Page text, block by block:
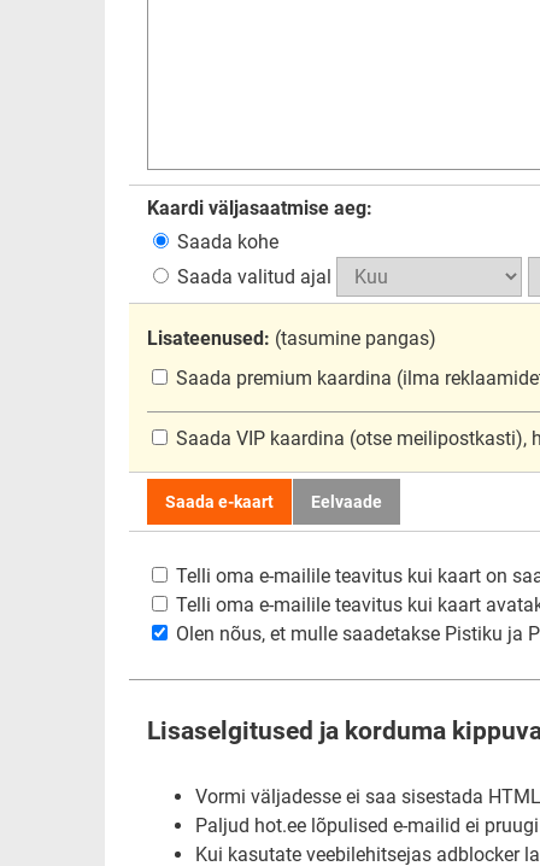
Kaardi väljasaatmise aeg:
Saada kohe
Saada valitud ajal
Lisateenused: (tasumine pangas)
Saada premium kaardina (ilma
Saada VIP kaardina (otse meilipostkasti),
Saada e-kaart Eelvaade
Telli oma e-mailile teavitus kui kaart on
Telli oma e-mailile teavitus kui kaart
Olen nõus, et mulle saadetakse Pistiku ja
Lisaselgitused ja korduma
Vormi väljadesse ei saa sisestada
Paljud hot.ee lõpulised e-mailid ei
Kui kasutate veebilehitsejas adblocker